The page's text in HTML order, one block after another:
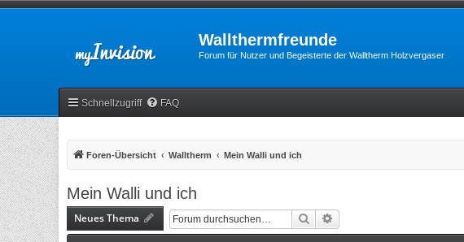
Wallthermfreunde
Forum für Nutzer und Begeisterte der Walltherm Holzvergaser
Schnellzugriff FAQ
Foren-Übersicht Walltherm Mein Walli und ich
Mein Walli und ich
Neues Thema Suche